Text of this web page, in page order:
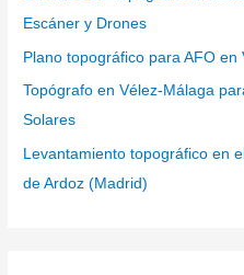
Escáner y Drones
Plano topográfico para AFO en
Topógrafo en Vélez-Málaga
Solares
Levantamiento topográfico en
de Ardoz (Madrid)